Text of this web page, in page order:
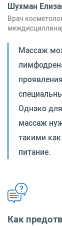
Шухман
Врач
Массаж
Однако
массаж
такими
питание.
Как